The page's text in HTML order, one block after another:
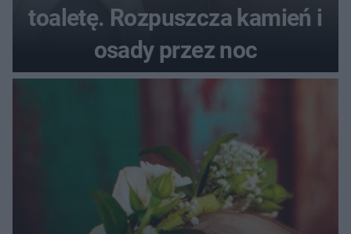
toaletę. Rozpuszcza kamień i
osady przez noc